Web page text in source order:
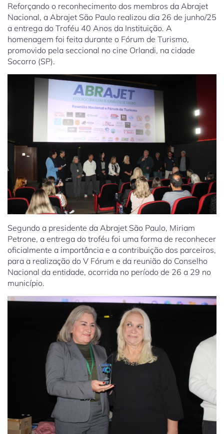
Reforçando o reconhecimento dos membros da Abrajet
Nacional, a Abrajet São Paulo realizou dia 26 de junho/25
a entrega do Troféu 40 Anos da Instituição. A
homenagem foi feita durante o Fórum de Turismo,
promovido pela seccional no cine Orlandi, na cidade
Socorro (SP).
Segundo a presidente da Abrajet São Paulo, Miriam
Petrone, a entrega do troféu foi uma forma de reconhecer
oficialmente a importância e a contribuição dos parceiros,
para a realização do V Fórum e da reunião do Conselho
Nacional da entidade, ocorrida no período de 26 a 29 no
município.